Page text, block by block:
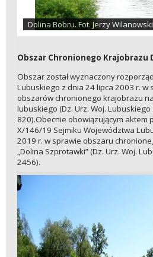
Dolina Bobru. Fot. Jerzy Wilanowski
Obszar Chronionego Krajobrazu
Obszar został wyznaczony
Lubuskiego z dnia 24 lipca 2003 r. w
obszarów chronionego krajobrazu
lubuskiego (Dz. Urz. Woj. Lubuskiego
820).Obecnie obowiązującym aktem
X/146/19 Sejmiku Województwa
2019 r. w sprawie obszaru
„Dolina Szprotawki” (Dz. Urz. Woj.
2456).